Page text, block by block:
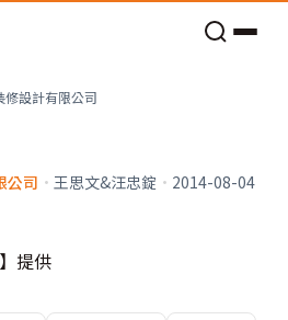
修設計有限公司
公司 · 王思文&汪忠錠 · 2014-08-04
提供